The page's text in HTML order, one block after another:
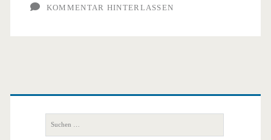
KOMMENTAR HINTERLASSEN
Primäre
Seitenleiste
nach: